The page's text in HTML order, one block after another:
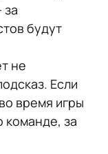
за
будут
не
Если
время игры
команде, за